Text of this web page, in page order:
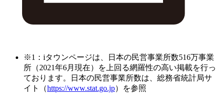
※1：iタウンページは、日本の民営事業所数516万事業
所（2021年6月現在）を上回る網羅性の高い掲載を行っ
ております。日本の民営事業所数は、総務省統計局サ
イト（https://www.stat.go.jp）を参照